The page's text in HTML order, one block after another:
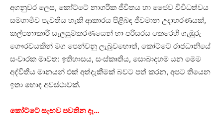
අගනුවර ලෙස, කෝට්ටේ නාගරික ජීවිතය හා ජෛව විවිධත්වය
සමගාමීව පැවතිය හැකි ආකාරය පිළිබඳ ජීවමාන උදාහරණයක්,
කල්පනාකාරී සැලසුම්කරණයෙන් හා පරිසරය කෙරෙහි ගැඹුරු
ගෞරවයකින් මග පෙන්වනු ලැබුවහොත්, කෝට්ටේ රාජධානියේ
සංචාරක මාවත: ඉතිහාසය, සංස්කෘතිය, සොබාදහම යන මෙම
අද්විතීය මානයන් එක් අත්දැකීමක් බවට පත් කරන, අපට තියෙන
ඉතා හොඳ අවස්ථාවක්.
කෝට්ටේ සැඟව පවතින දෑ…